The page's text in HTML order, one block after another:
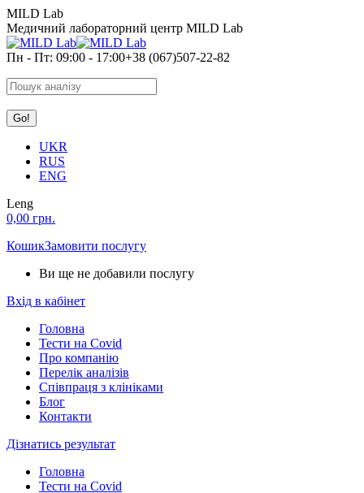
Skip
to
content
MILD Lab
Медичний лабораторний центр MILD Lab
Пн - Пт: 09:00 - 17:00+38 (067)507-22-82
Search:
UKR
RUS
ENG
Leng
0,00 грн.
КошикЗамовити послугу
Ви ще не добавили послугу
Вхід в кабінет
Головна
Тести на Covid
Про компанію
Перелік аналізів
Співпраця з клініками
Блог
Контакти
Дізнатись результат
Головна
Тести на Covid